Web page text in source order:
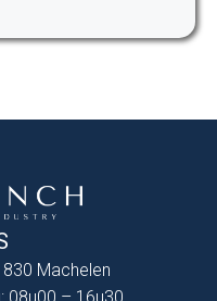
Machelen
08u00 – 16u30